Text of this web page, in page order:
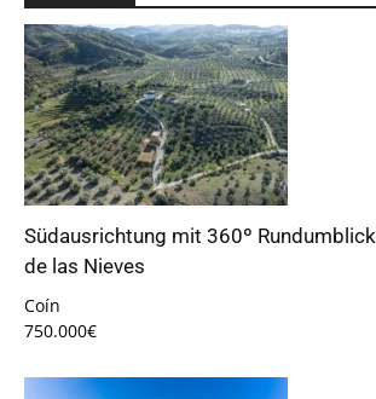
Südausrichtung mit 360º
de las Nieves
Coín
750.000€